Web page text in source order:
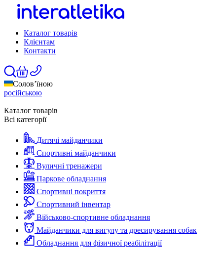
Каталог товарів
Клієнтам
Контакти
Солов’їною
російською
Каталог товарів
Всі категорії
Дитячі майданчики
Спортивні майданчики
Вуличні тренажери
Паркове обладнання
Спортивні покриття
Спортивний інвентар
Військово-спортивне обладнання
Майданчики для вигулу та дресирування собак
Обладнання для фізичної реабілітації